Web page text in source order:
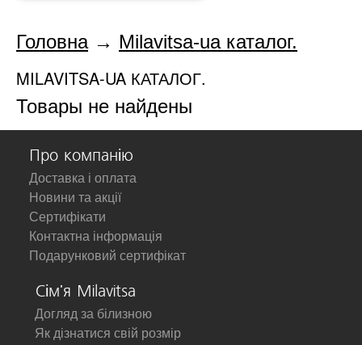
Головна→ Milavitsa-ua каталог.
MILAVITSA-UA КАТАЛОГ.
Товары не найдены
Про компанію
Доставка і оплата
Новини та акції
Сертифікати
Контактна інформація
Подарунковий сертифікат
Сім'я Milavitsa
Догляд за білизною
Як дізнатися свій розмір